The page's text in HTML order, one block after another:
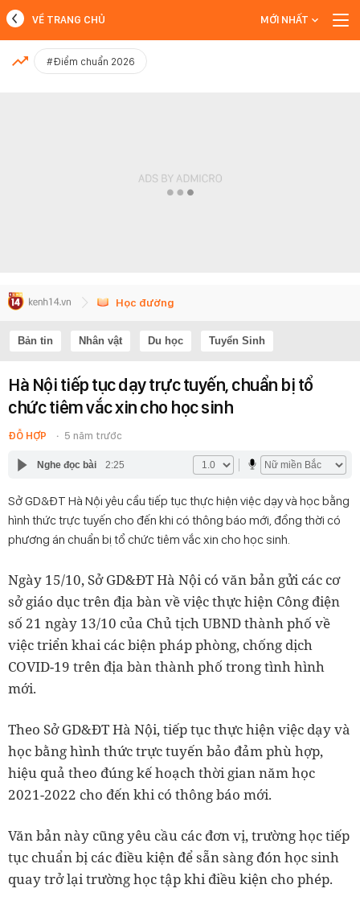
MỚI NHẤT
VỀ TRANG CHỦ MỚI NHẤT
#Điểm chuẩn 2026
Học đường
Bản tin Nhân vật Du học Tuyển Sinh
Hà Nội tiếp tục dạy trực tuyến, chuẩn bị tổ
chức tiêm vắc xin cho học sinh
ĐỖ HỢP 5 năm trước
Nghe đọc bài 2:25
Sở GD&ĐT Hà Nội yêu cầu tiếp tục thực hiện việc dạy và học bằng
hình thức trực tuyến cho đến khi có thông báo mới, đồng thời có
phương án chuẩn bị tổ chức tiêm vắc xin cho học sinh.
Ngày 15/10, Sở GD&ĐT Hà Nội có văn bản gửi các cơ
sở giáo dục trên địa bàn về việc thực hiện Công điện
số 21 ngày 13/10 của Chủ tịch UBND thành phố về
việc triển khai các biện pháp phòng, chống dịch
COVID-19 trên địa bàn thành phố trong tình hình
mới.
Theo Sở GD&ĐT Hà Nội, tiếp tục thực hiện việc dạy và
học bằng hình thức trực tuyến bảo đảm phù hợp,
hiệu quả theo đúng kế hoạch thời gian năm học
2021-2022 cho đến khi có thông báo mới.
Văn bản này cũng yêu cầu các đơn vị, trường học tiếp
tục chuẩn bị các điều kiện để sẵn sàng đón học sinh
quay trở lại trường học tập khi điều kiện cho phép.